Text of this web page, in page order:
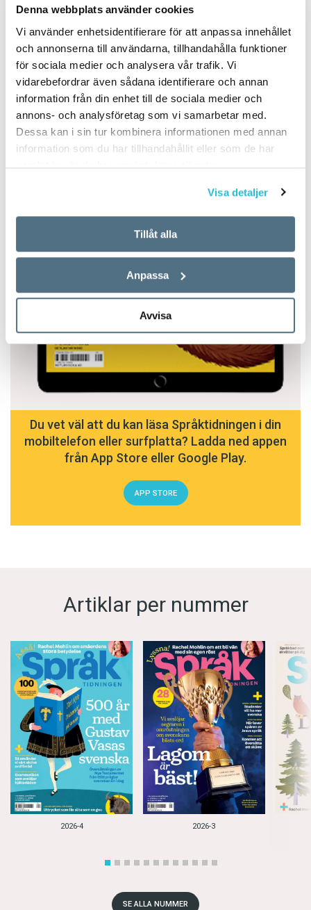
Denna webbplats använder cookies
Vi använder enhetsidentifierare för att anpassa innehållet
och annonserna till användarna, tillhandahålla funktioner
för sociala medier och analysera vår trafik. Vi
vidarebefordrar även sådana identifierare och annan
information från din enhet till de sociala medier och
annons- och analysföretag som vi samarbetar med.
Dessa kan i sin tur kombinera informationen med annan
information som du har tillhandahållit eller som de har
samlat in när du har använt deras tjänster.
Visa detaljer
Tillåt alla
Anpassa
Avvisa
Du vet väl att du kan läsa Språktidningen i din
mobiltelefon eller surfplatta? Ladda ned appen
från App Store eller Google Play.
APP STORE
Artiklar per nummer
2026-4 2026-3
SE ALLA NUMMER